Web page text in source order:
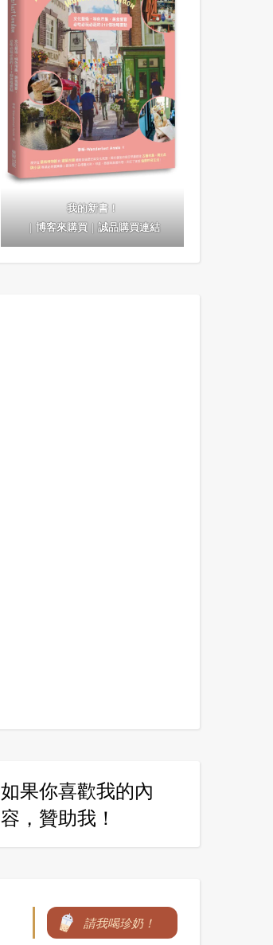
我的新書！
｜博客來購買｜誠品購買連結
如果你喜歡我的內
容，贊助我！
請我喝珍奶！